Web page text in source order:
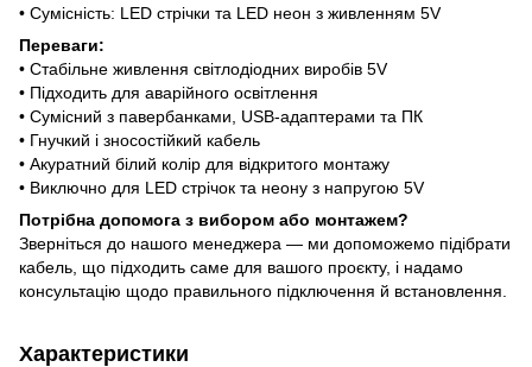
• Сумісність: LED стрічки та LED неон з живленням 5V
Переваги:
• Стабільне живлення світлодіодних виробів 5V
• Підходить для аварійного освітлення
• Сумісний з павербанками, USB-адаптерами та ПК
• Гнучкий і зносостійкий кабель
• Акуратний білий колір для відкритого монтажу
• Виключно для LED стрічок та неону з напругою 5V
Потрібна допомога з вибором або монтажем?
Зверніться до нашого менеджера — ми допоможемо підібрати
кабель, що підходить саме для вашого проєкту, і надамо
консультацію щодо правильного підключення й встановлення.
Характеристики